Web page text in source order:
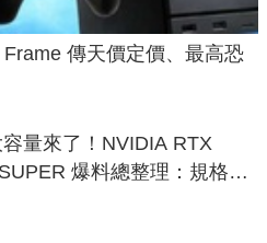
傳天價定價、最高恐
量來了！NVIDIA RTX
爆料總整理：規格、